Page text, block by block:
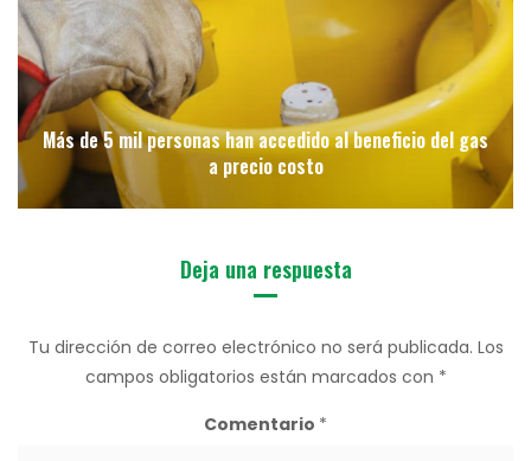
Más de 5 mil personas han accedido al beneficio del gas
a precio costo
Deja una respuesta
Tu dirección de correo electrónico no será publicada. Los
campos obligatorios están marcados con *
Comentario *